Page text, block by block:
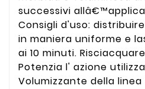
successivi
Consigli d'uso:
in maniera uniforme e
ai 10 minuti.
Potenzia l' azione
Volumizzante della linea